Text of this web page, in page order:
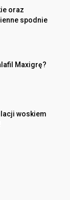
oraz
spodnie
Maxigrę?
woskiem